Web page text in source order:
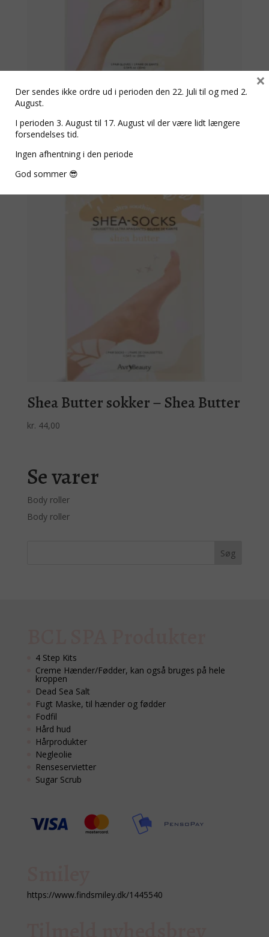
Shea Butter Gloves – Shea butter
kr.44,00
Shea Butter sokker – Shea Butter
kr. 44,00
Se varer
Body roller
Body roller
4 Step Kits
Creme Hænder/Fødder, kan også bruges på hele
kroppen
Dead Sea Salt
Fugt Maske, til hænder og fødder
Fodfil
Hård hud
Hårprodukter
Negleolie
Renseservietter
Sugar Scrub
https://www.findsmiley.dk/1445540
Der sendes ikke ordre ud i perioden den 22. Juli til og med 2.
August.
I perioden 3. August til 17. August vil der være lidt længere
forsendelses tid.
Ingen afhentning i den periode
God sommer 😎
×